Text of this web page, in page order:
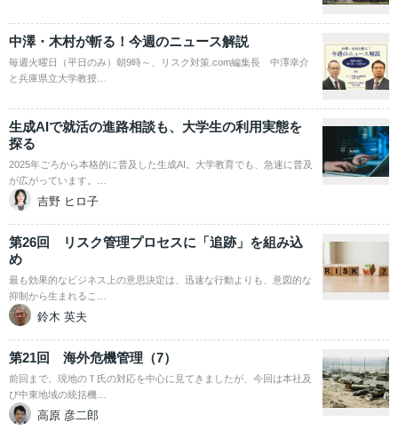
中澤・木村が斬る！今週のニュース解説
毎週火曜日（平日のみ）朝9時～、リスク対策.com編集長 中澤幸介
と兵庫県立大学教授…
生成AIで就活の進路相談も、大学生の利用実態を
探る
2025年ごろから本格的に普及した生成AI。大学教育でも、急速に普及
が広がっています。…
吉野 ヒロ子
第26回 リスク管理プロセスに「追跡」を組み込
め
最も効果的なビジネス上の意思決定は、迅速な行動よりも、意図的な
抑制から生まれるこ…
鈴木 英夫
第21回 海外危機管理（7）
前回まで、現地のＴ氏の対応を中心に見てきましたが、今回は本社及
び中東地域の統括機…
高原 彦二郎